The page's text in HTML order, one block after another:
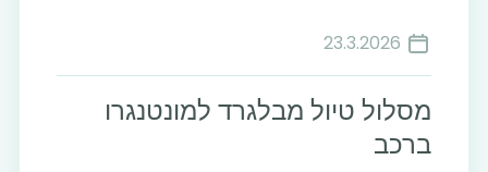
23.3.2026
מסלול טיול מבלגרד למונטנגרו
ברכב